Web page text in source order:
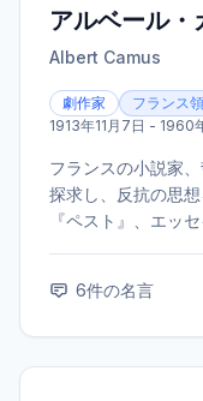
アルベール・
Albert Camus
劇作家
フランス
1913年11月7日 - 1960
フランスの小説家
探求し、反抗の思
『ペスト』、エッ
6件の名言